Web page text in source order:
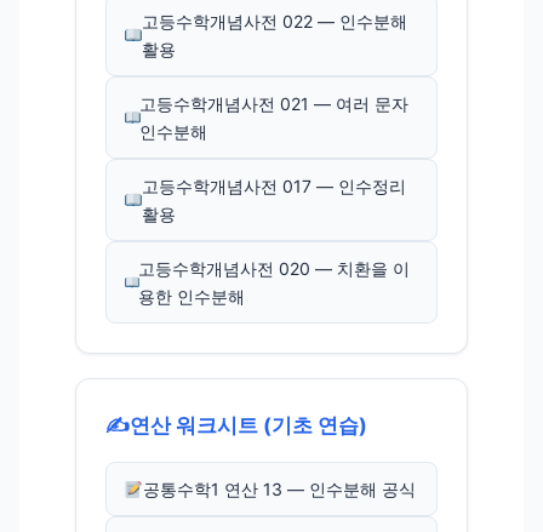
고등수학개념사전 022 — 인수분해
활용
고등수학개념사전 021 — 여러 문자
인수분해
고등수학개념사전 017 — 인수정리
활용
고등수학개념사전 020 — 치환을 이
용한 인수분해
✍️연산 워크시트 (기초 연습)
공통수학1 연산 13 — 인수분해 공식